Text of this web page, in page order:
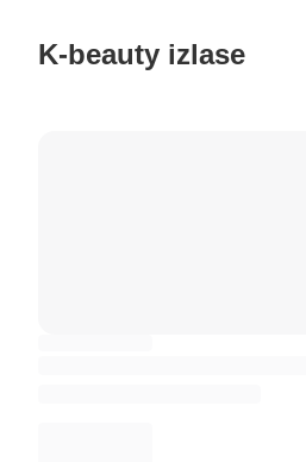
K-beauty izlase